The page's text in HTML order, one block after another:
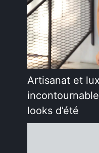
Artisanat et
looks d’été